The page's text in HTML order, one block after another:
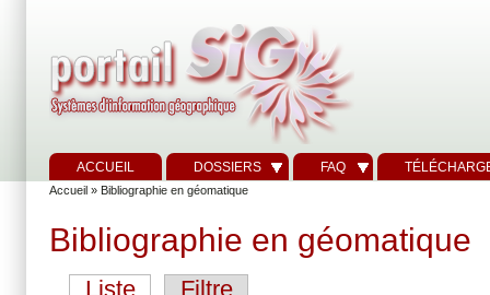
ACCUEIL DOSSIERS FAQ
Accueil » Bibliographie en géomatique
Bibliographie en géomatique
Liste Filtre